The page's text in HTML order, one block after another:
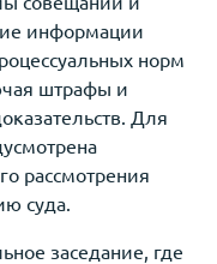
информации
норм
штрафы и
Для
рассмотрения
суда.
заседание, где